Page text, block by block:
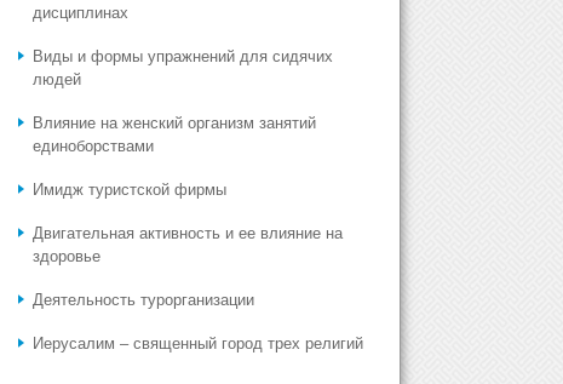
дисциплинах
Виды и формы упражнений для сидячих
людей
Влияние на женский организм занятий
единоборствами
Имидж туристской фирмы
Двигательная активность и ее влияние на
здоровье
Деятельность турорганизации
Иерусалим – священный город трех религий